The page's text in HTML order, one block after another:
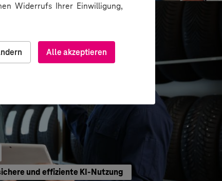
Widerrufs Ihrer Einwilligung,
Alle akzeptieren
und effiziente KI-Nutzung